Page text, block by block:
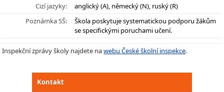
Cizí jazyky:
anglický (A), německý (N), ruský (R)
Poznámka SŠ:
Škola poskytuje systematickou podporu žákům
se specifickými poruchami učení.
Inspekční zprávy školy najdete nawebu České školní inspekce.
Kontakt